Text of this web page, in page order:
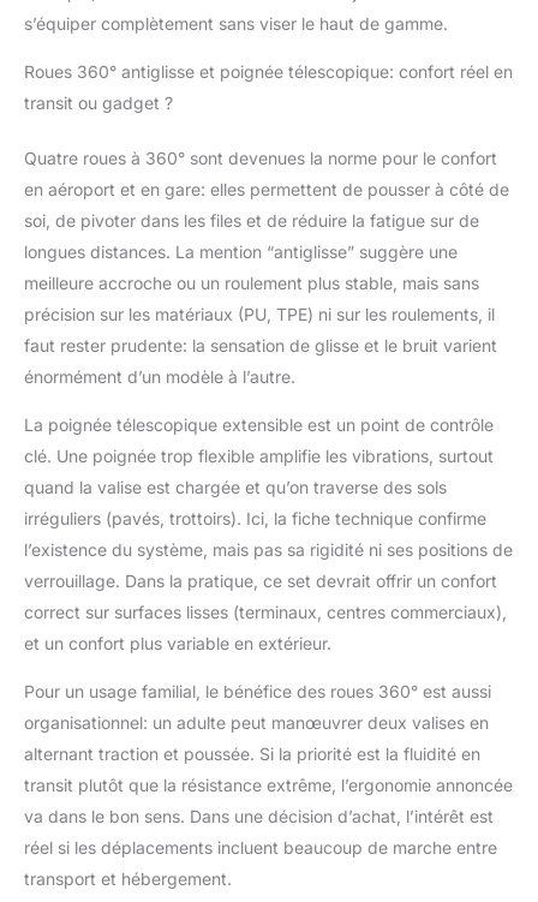
long de votre voyage.
Bagages
Équipé de serrures à
cet ensemble de
bagages assure la
l'organisation de vos
effets personnels, Le
bagage est également
équipé d'un porte-
permet d'emporter vos
boissons pour plus de
s’équiper complètement sans viser le haut de gamme.
Roues 360° antiglisse et poignée télescopique: confort réel en
transit ou gadget ?
Quatre roues à 360° sont devenues la norme pour le confort
en aéroport et en gare: elles permettent de pousser à côté de
soi, de pivoter dans les files et de réduire la fatigue sur de
longues distances. La mention “antiglisse” suggère une
meilleure accroche ou un roulement plus stable, mais sans
précision sur les matériaux (PU, TPE) ni sur les roulements, il
faut rester prudente: la sensation de glisse et le bruit varient
énormément d’un modèle à l’autre.
La poignée télescopique extensible est un point de contrôle
clé. Une poignée trop flexible amplifie les vibrations, surtout
quand la valise est chargée et qu’on traverse des sols
irréguliers (pavés, trottoirs). Ici, la fiche technique confirme
l’existence du système, mais pas sa rigidité ni ses positions de
verrouillage. Dans la pratique, ce set devrait offrir un confort
correct sur surfaces lisses (terminaux, centres commerciaux),
et un confort plus variable en extérieur.
Pour un usage familial, le bénéfice des roues 360° est aussi
organisationnel: un adulte peut manœuvrer deux valises en
alternant traction et poussée. Si la priorité est la fluidité en
transit plutôt que la résistance extrême, l’ergonomie annoncée
va dans le bon sens. Dans une décision d’achat, l’intérêt est
réel si les déplacements incluent beaucoup de marche entre
transport et hébergement.